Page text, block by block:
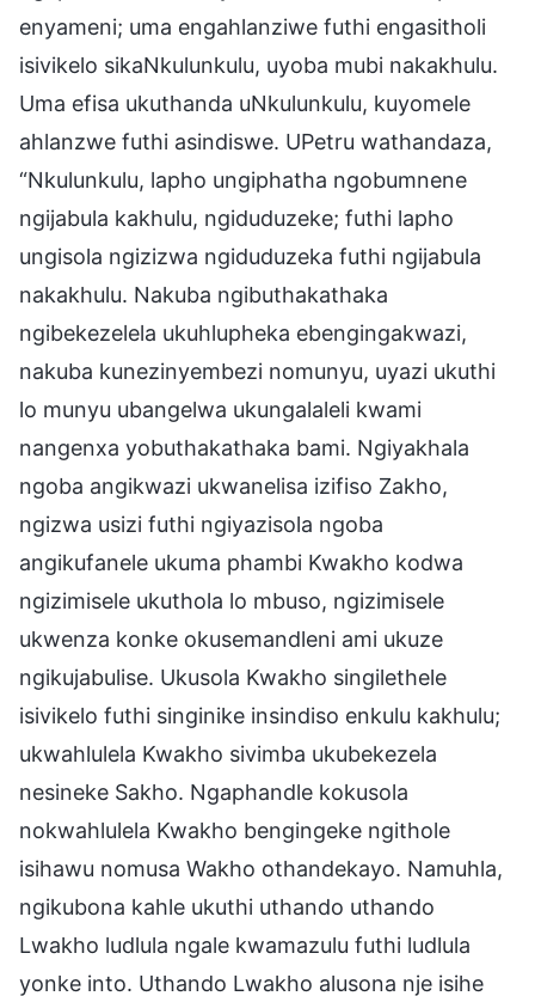
enyameni; uma engahlanziwe futhi engasitholi
isivikelo sikaNkulunkulu, uyoba mubi nakakhulu.
Uma efisa ukuthanda uNkulunkulu, kuyomele
ahlanzwe futhi asindiswe. UPetru wathandaza,
“Nkulunkulu, lapho ungiphatha ngobumnene
ngijabula kakhulu, ngiduduzeke; futhi lapho
ungisola ngizizwa ngiduduzeka futhi ngijabula
nakakhulu. Nakuba ngibuthakathaka
ngibekezelela ukuhlupheka ebengingakwazi,
nakuba kunezinyembezi nomunyu, uyazi ukuthi
lo munyu ubangelwa ukungalaleli kwami
nangenxa yobuthakathaka bami. Ngiyakhala
ngoba angikwazi ukwanelisa izifiso Zakho,
ngizwa usizi futhi ngiyazisola ngoba
angikufanele ukuma phambi Kwakho kodwa
ngizimisele ukuthola lo mbuso, ngizimisele
ukwenza konke okusemandleni ami ukuze
ngikujabulise. Ukusola Kwakho singilethele
isivikelo futhi singinike insindiso enkulu kakhulu;
ukwahlulela Kwakho sivimba ukubekezela
nesineke Sakho. Ngaphandle kokusola
nokwahlulela Kwakho bengingeke ngithole
isihawu nomusa Wakho othandekayo. Namuhla,
ngikubona kahle ukuthi uthando uthando
Lwakho ludlula ngale kwamazulu futhi ludlula
yonke into. Uthando Lwakho alusona nje isihe